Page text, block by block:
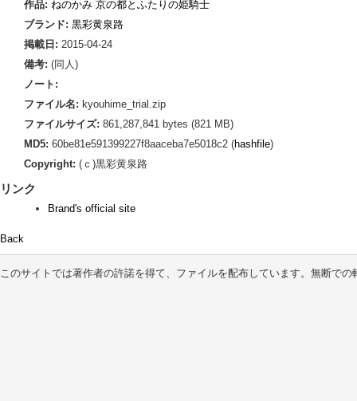
作品: ねのかみ 京の都とふたりの姫騎士
ブランド: 黒彩黄泉路
掲載日: 2015-04-24
備考: (同人)
ノート:
ファイル名: kyouhime_trial.zip
ファイルサイズ: 861,287,841 bytes (821 MB)
MD5: 60be81e591399227f8aaceba7e5018c2 (hashfile)
Copyright: (ｃ)黒彩黄泉路
リンク
Brand's official site
Back
このサイトでは著作者の許諾を得て、ファイルを配布しています。無断での